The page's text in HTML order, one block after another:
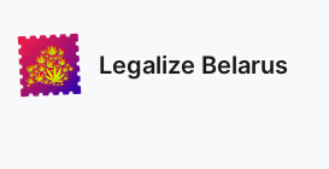
Legalize Belarus